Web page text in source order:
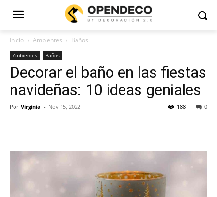
Inicio Ambientes Baños
Ambientes Baños
Decorar el baño en las fiestas
navideñas: 10 ideas geniales
Por Virginia - Nov 15, 2022 0
188